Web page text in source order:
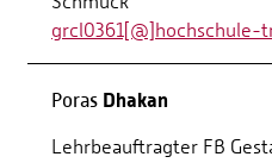
grcl0361[@]hochschule-
Poras Dhakan
Lehrbeauftragter FB